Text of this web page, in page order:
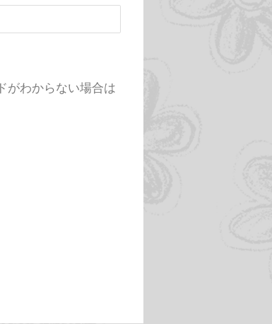
がわからない場合は